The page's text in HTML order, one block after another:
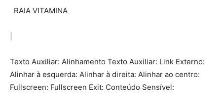
RAIA VITAMINA
Texto Auxiliar: Alinhamento Texto Auxiliar: Link Externo:
Alinhar à esquerda: Alinhar à direita: Alinhar ao centro:
Fullscreen: Fullscreen Exit: Conteúdo Sensível: